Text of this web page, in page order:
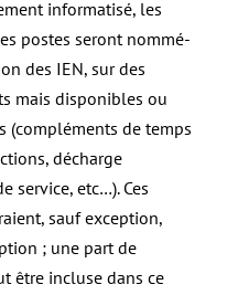
informatisé, les
postes seront nommé-
des IEN, sur des
mais disponibles ou
(compléments de temps
décharge
service, etc…). Ces
sauf exception,
; une part de
être incluse dans ce